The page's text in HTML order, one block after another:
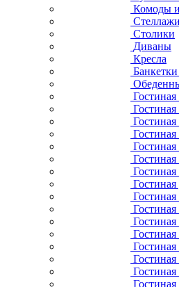
Комоды
Столики
Диваны
Кресла
Гостиная
Гостиная
Гостиная
Гостиная